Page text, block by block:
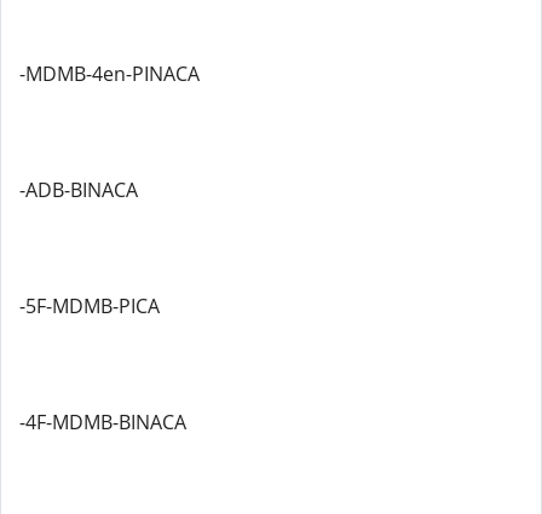
-MDMB-4en-PINACA
-ADB-BINACA
-5F-MDMB-PICA
-4F-MDMB-BINACA